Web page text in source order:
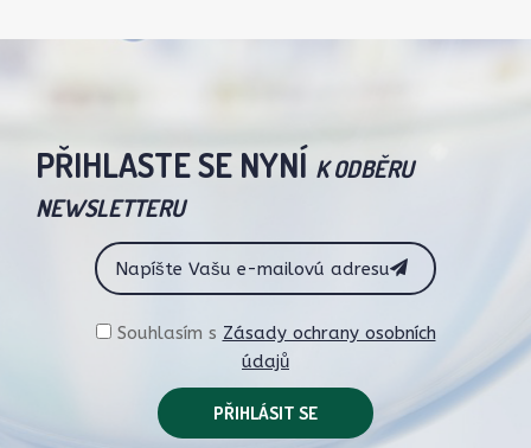
PŘIHLASTE SE NYNÍ K ODBĚRU
NEWSLETTERU
Souhlasím s Zásady ochrany osobních
údajů